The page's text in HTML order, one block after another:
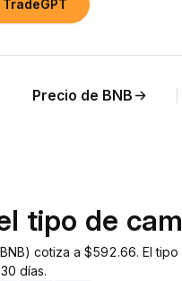
Precio de BNB
tipo de
cotiza a $592.66. El
días.